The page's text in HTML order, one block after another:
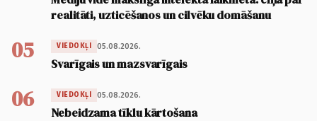
realitāti, uzticēšanos un cilvēku domāšanu
05 VIEDOKĻI 05.08.2026.
Svarīgais un mazsvarīgais
06 VIEDOKĻI 05.08.2026.
Nebeidzama tīklu kārtošana